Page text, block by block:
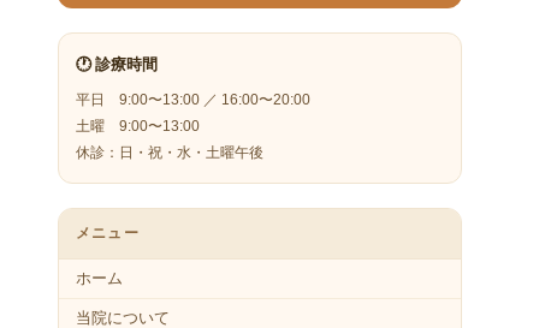
🕐 診療時間
平日 9:00〜13:00 ／ 16:00〜20:00
土曜 9:00〜13:00
休診：日・祝・水・土曜午後
メニュー
ホーム
当院について